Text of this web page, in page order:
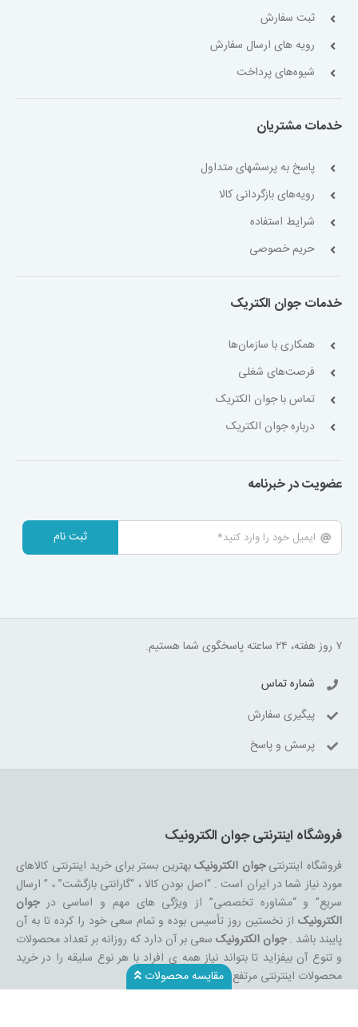
ثبت سفارش
رویه های ارسال سفارش
شیوه‌های پرداخت
خدمات مشتریان
پاسخ به پرسشهای متداول
رویه‌های بازگردانی کالا
شرایط استفاده
حریم خصوصی
خدمات جوان الکتریک
همکاری با سازمان‌ها
فرصت‌های شغلی
تماس با جوان الکتریک
درباره جوان الکتریک
عضویت در خبرنامه
ثبت نام
۷ روز هفته، ۲۴ ساعته پاسخگوی شما هستیم.
شماره تماس
پیگیری سفارش
پرسش و پاسخ
فروشگاه اینترنتی جوان الکترونیک
فروشگاه اینترنتیجوان الکترونیکبهترین بستر برای خرید اینترنتی کالاهای
مورد نیاز شما در ایران است . “اصل بودن کالا ، “گارانتی بازگشت” ، ” ارسال
سریع” و “مشاوره تخصصی” از ویژگی های مهم و اساسی درجوان
الکترونیکاز نخستین روز تأسیس بوده و تمام سعی خود را کرده تا به آن
پایبند باشد .جوان الکترونیکسعی بر آن دارد که روزانه بر تعداد محصولات
و تنوع آن بیفزاید تا بتواند نیاز همه ی افراد با هر نوع سلیقه را در خرید
محصولات اینترنتی مرتفع کند.مقایسه محصولات